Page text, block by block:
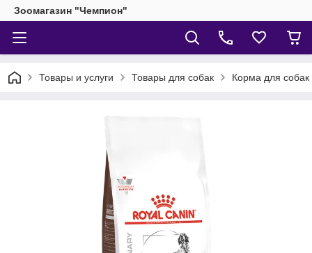
Зоомагазин "Чемпион"
Товары и услуги Товары для собак Корма для собак